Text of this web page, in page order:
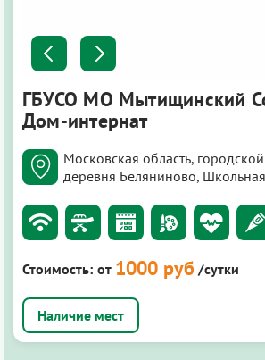
ГБУСО МО Мытищинский
Дом-интернат
Московская область,
деревня Беляниново,
Стоимость: от 1000 руб /сутки